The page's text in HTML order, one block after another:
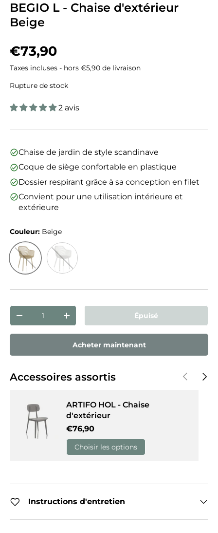
BEGIO L - Chaise d'extérieur
Beige
Prix habituel
€73,90
Taxes incluses - hors €5,90 de livraison
Rupture de stock
2 avis
Chaise de jardin de style scandinave
Coque de siège confortable en plastique
Dossier respirant grâce à sa conception en filet
Convient pour une utilisation intérieure et
extérieure
Couleur: Beige
Diminuer la quantitéAugmenter la quantité
Épuisé
Acheter maintenant
Accessoires assortis Précédent
ARTIFO HOL - Chaise
d'extérieur
Prix habituel
€76,90
Choisir les options
Instructions d'entretien